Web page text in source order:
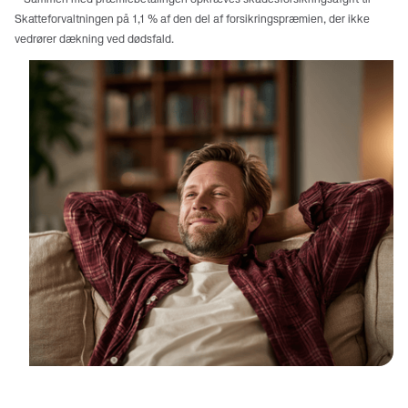
Skatteforvaltningen på 1,1 % af den del af forsikringspræmien, der ikke
vedrører dækning ved dødsfald.